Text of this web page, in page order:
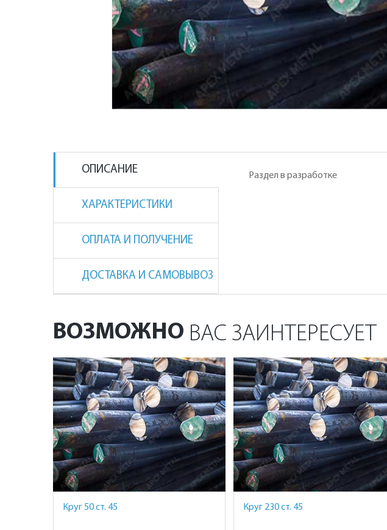
ОПИСАНИЕ
ХАРАКТЕРИСТИКИ
ОПЛАТА И ПОЛУЧЕНИЕ
ДОСТАВКА И САМОВЫВОЗ
Раздел в разработке
ВОЗМОЖНО ВАС ЗАИНТЕРЕСУЕТ
Круг 50 ст. 45 Круг 230 ст. 45